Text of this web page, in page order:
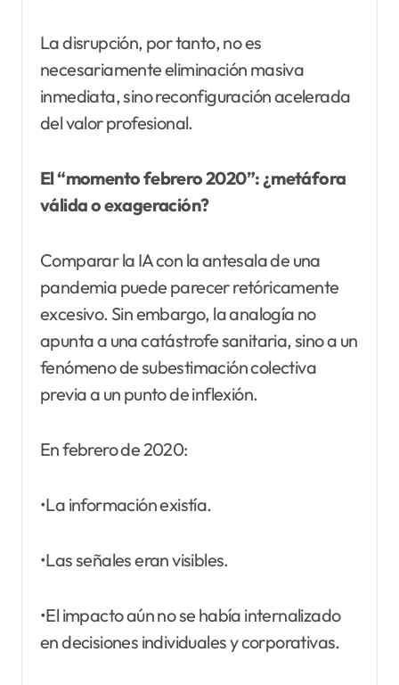
La disrupción, por tanto, no es
necesariamente eliminación masiva
inmediata, sino reconfiguración acelerada
del valor profesional.
El “momento febrero 2020”: ¿metáfora
válida o exageración?
Comparar la IA con la antesala de una
pandemia puede parecer retóricamente
excesivo. Sin embargo, la analogía no
apunta a una catástrofe sanitaria, sino a un
fenómeno de subestimación colectiva
previa a un punto de inflexión.
En febrero de 2020:
•La información existía.
•Las señales eran visibles.
•El impacto aún no se había internalizado
en decisiones individuales y corporativas.